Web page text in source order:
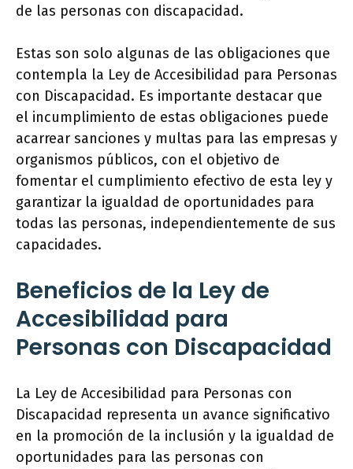
de las personas con discapacidad.
Estas son solo algunas de las obligaciones que
contempla la Ley de Accesibilidad para Personas
con Discapacidad. Es importante destacar que
el incumplimiento de estas obligaciones puede
acarrear sanciones y multas para las empresas y
organismos públicos, con el objetivo de
fomentar el cumplimiento efectivo de esta ley y
garantizar la igualdad de oportunidades para
todas las personas, independientemente de sus
capacidades.
Beneficios de la Ley de
Accesibilidad para
Personas con Discapacidad
La Ley de Accesibilidad para Personas con
Discapacidad representa un avance significativo
en la promoción de la inclusión y la igualdad de
oportunidades para las personas con